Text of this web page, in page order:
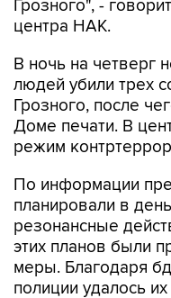
В ночь на четверг
Грозного, после
Доме печати. В
режим
По информации
резонансные
этих планов были
меры. Благодаря
полиции удалось их
Кадыров.